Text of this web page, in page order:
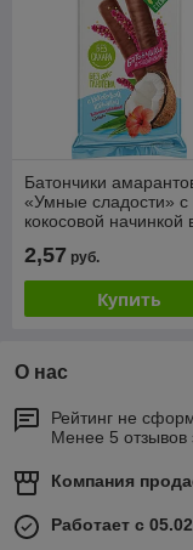
Батончики
«Умные сладости» с
кокосовой начинкой
витаминизированные,
20гр 4*20 1/80
2,57 руб.
Купить
О нас
Рейтинг не
Менее 5 отзывов
Компания
Работает с